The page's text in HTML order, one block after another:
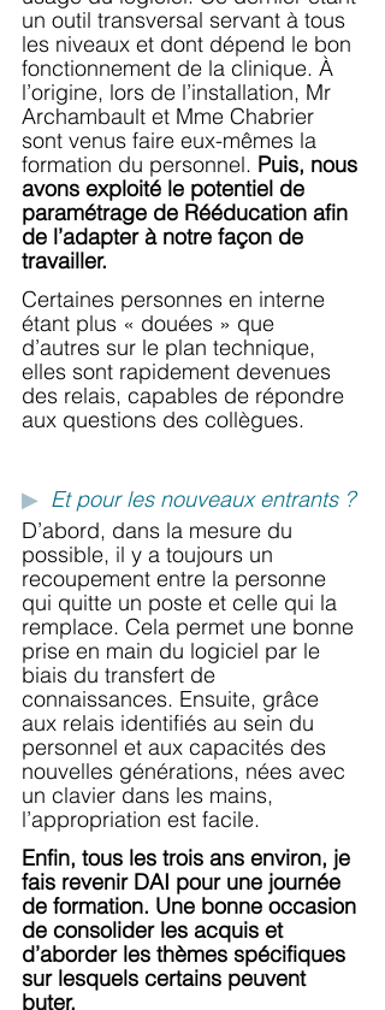
un outil transversal servant à tous
les niveaux et dont dépend le bon
fonctionnement de la clinique. À
l’origine, lors de l’installation, Mr
Archambault et Mme Chabrier
sont venus faire eux-mêmes la
formation du personnel. Puis, nous
avons exploité le potentiel de
paramétrage de Rééducation afin
de l’adapter à notre façon de
travailler.
Certaines personnes en interne
étant plus « douées » que
d’autres sur le plan technique,
elles sont rapidement devenues
des relais, capables de répondre
aux questions des collègues.
▶ Et pour les nouveaux entrants ?
D’abord, dans la mesure du
possible, il y a toujours un
recoupement entre la personne
qui quitte un poste et celle qui la
remplace. Cela permet une bonne
prise en main du logiciel par le
biais du transfert de
connaissances. Ensuite, grâce
aux relais identifiés au sein du
personnel et aux capacités des
nouvelles générations, nées avec
un clavier dans les mains,
l’appropriation est facile.
Enfin, tous les trois ans environ, je
fais revenir DAI pour une journée
de formation. Une bonne occasion
de consolider les acquis et
d’aborder les thèmes spécifiques
sur lesquels certains peuvent
buter.